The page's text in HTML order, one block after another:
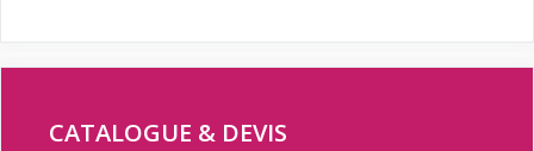
CATALOGUE & DEVIS